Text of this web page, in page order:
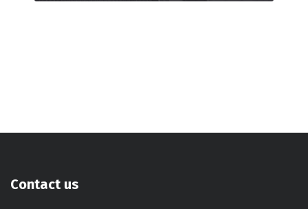
Contact us